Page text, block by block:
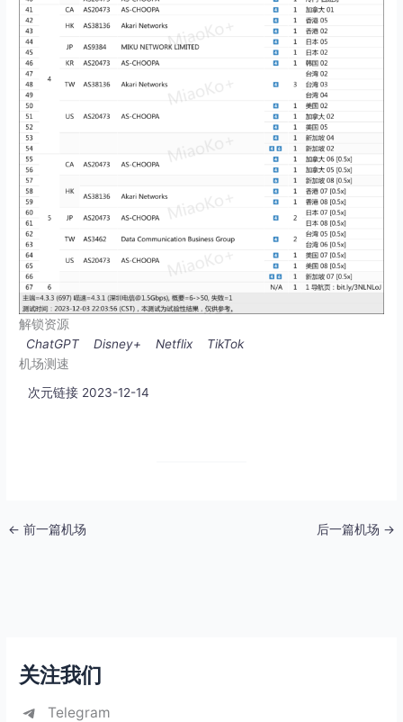
关注我们
Telegram
解锁资源
ChatGPT
Disney+ Netflix
TikTok
机场测速
次元链接 2023-12-14
← 前一篇机场 后一篇机场 →